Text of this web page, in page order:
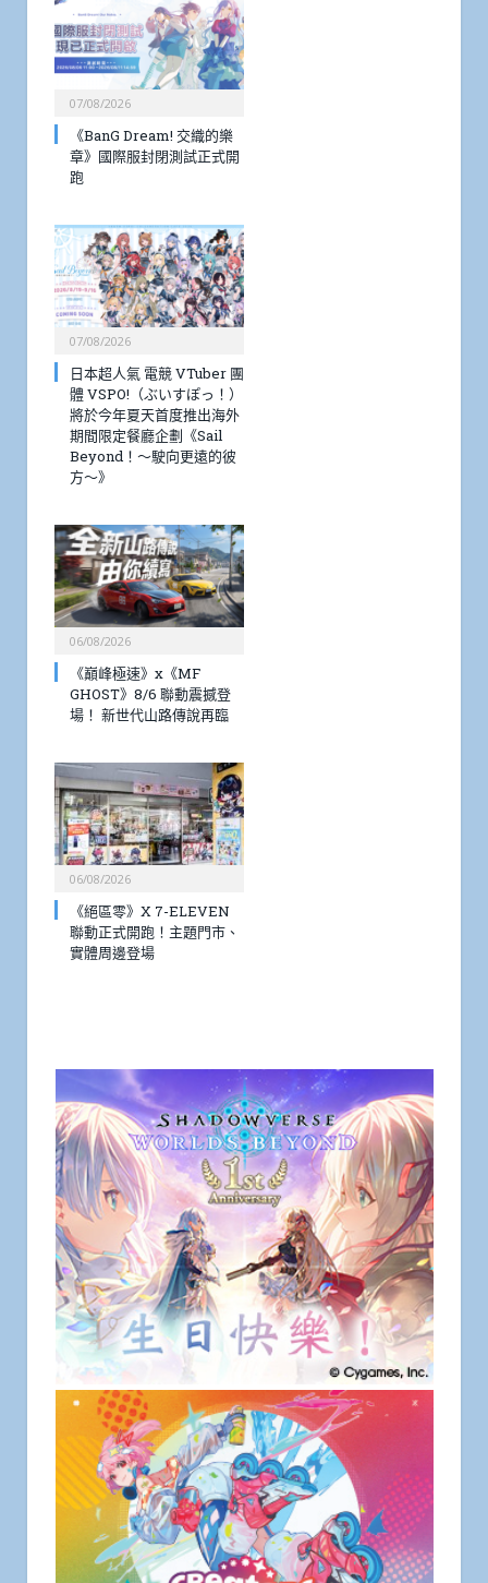
07/08/2026
《BanG Dream! 交織的樂
章》國際服封閉測試正式開
跑
07/08/2026
日本超人氣 電競 VTuber 團
體 VSPO!（ぶいすぽっ！）
將於今年夏天首度推出海外
期間限定餐廳企劃《Sail
Beyond！～駛向更遠的彼
方～》
06/08/2026
《巔峰極速》x《MF
GHOST》8/6 聯動震撼登
場！ 新世代山路傳說再臨
06/08/2026
《絕區零》X 7-ELEVEN
聯動正式開跑！主題門市、
實體周邊登場